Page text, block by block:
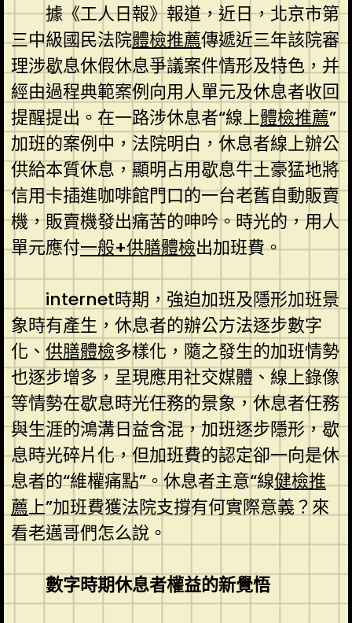
據《工人日報》報道，近日，北京市第
三中級國民法院體檢推薦傳遞近三年該院審
理涉歇息休假休息爭議案件情形及特色，并
經由過程典範案例向用人單元及休息者收回
提醒提出。在一路涉休息者“線上體檢推薦”
加班的案例中，法院明白，休息者線上辦公
供給本質休息，顯明占用歇息牛土豪猛地將
信用卡插進咖啡館門口的一台老舊自動販賣
機，販賣機發出痛苦的呻吟。時光的，用人
單元應付一般+供膳體檢出加班費。
internet時期，強迫加班及隱形加班景
象時有產生，休息者的辦公方法逐步數字
化、 供膳體檢多樣化，隨之發生的加班情勢
也逐步增多，呈現應用社交媒體、線上錄像
等情勢在歇息時光任務的景象，休息者任務
與生涯的鴻溝日益含混，加班逐步隱形，歇
息時光碎片化，但加班費的認定卻一向是休
息者的“維權痛點”。休息者主意“線健檢推
薦上”加班費獲法院支撐有何實際意義？來
看老邁哥們怎么說。
數字時期休息者權益的新覺悟